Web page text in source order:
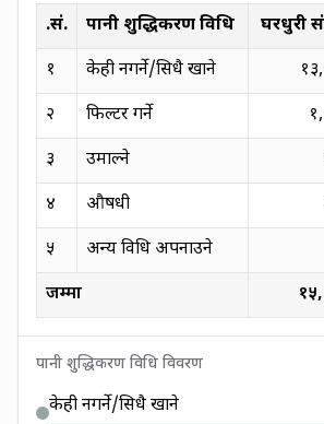
क्र.सं. पानी शुद्धिकरण विधि घरधुरी
१
केही नगर्ने/सिधै खाने
२
फिल्टर गर्ने
३
उमाल्ने
४
औषधी
५
अन्य विधि अपनाउने
जम्मा
पानी शुद्धिकरण विधि विवरण
केही नगर्ने/सिधै खाने